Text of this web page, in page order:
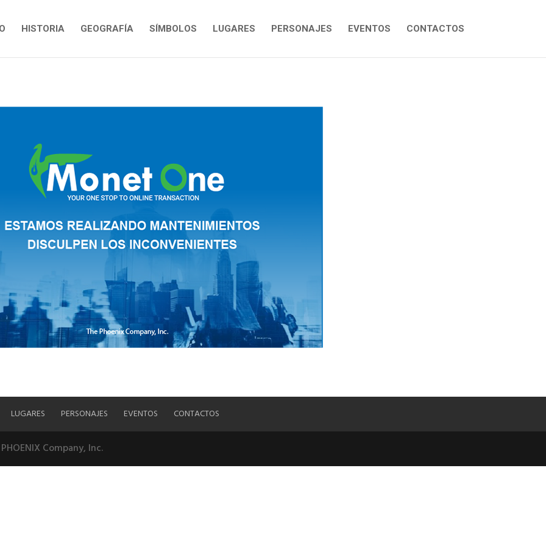
HISTORIA GEOGRAFÍA SÍMBOLOS LUGARES PERSONAJES EVENTOS CONTACTOS
LUGARES PERSONAJES EVENTOS CONTACTOS
Company, Inc.